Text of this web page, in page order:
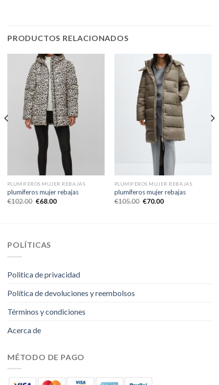
PRODUCTOS RELACIONADOS
PLUMIFEROS MUJER REBAJAS
plumiferos mujer rebajas
€102.00 €68.00
PLUMIFEROS MUJER REBAJAS
plumiferos mujer rebajas
€105.00 €70.00
POLÍTICAS
Politica de privacidad
Política de devoluciones y reembolsos
Términos y condiciones
Acerca de
MÉTODO DE PAGO